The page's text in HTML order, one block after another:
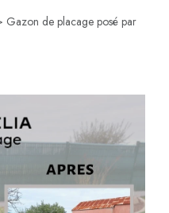
de placage posé par